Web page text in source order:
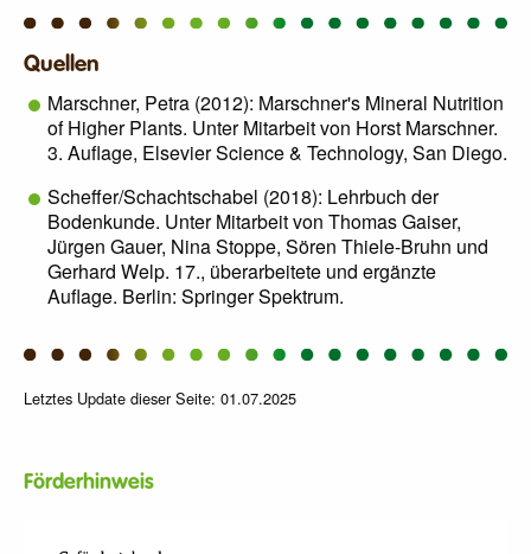
Quellen
Marschner, Petra (2012): Marschner's Mineral Nutrition
of Higher Plants. Unter Mitarbeit von Horst Marschner.
3. Auflage, Elsevier Science & Technology, San Diego.
Scheffer/Schachtschabel (2018): Lehrbuch der
Bodenkunde. Unter Mitarbeit von Thomas Gaiser,
Jürgen Gauer, Nina Stoppe, Sören Thiele-Bruhn und
Gerhard Welp. 17., überarbeitete und ergänzte
Auflage. Berlin: Springer Spektrum.
Letztes Update dieser Seite: 01.07.2025
Förderhinweis